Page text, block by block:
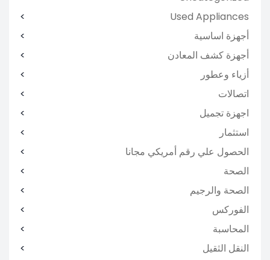
Used Appliances
أجهزة اساسية
أجهزة كشف المعادن
أزياء وعطور
اتصالات
اجهزة تجميل
استثمار
الحصول علي رقم أمريكي مجانا
الصحة
الصحة والرجيم
الفوركس
المحاسبة
النقل الثقيل